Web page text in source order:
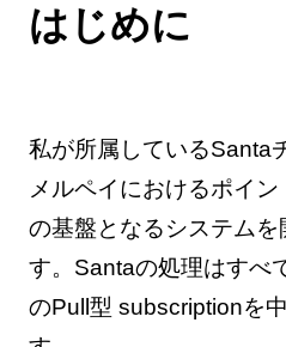
はじめに
私が所属しているSanta
メルペイにおけるポイ
の基盤となるシステムを
す。Santaの処理はすべ
のPull型 subscriptionを